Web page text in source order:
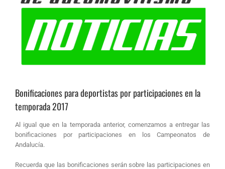
Bonificaciones para deportistas por participaciones en la
temporada 2017
Al igual que en la temporada anterior, comenzamos a entregar las
bonificaciones por participaciones en los Campeonatos de
Andalucía.
Recuerda que las bonificaciones serán sobre las participaciones en